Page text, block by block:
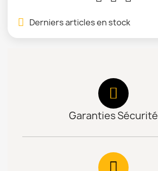
Derniers articles en stock
Garanties Sécurité